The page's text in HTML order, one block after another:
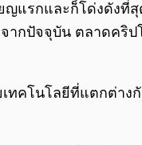
ญแรกและก็โด่งดัง
ากปัจจุบัน ตลาดคริ
โนโลยีที่แตกต่างกั